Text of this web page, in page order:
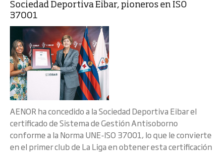
Sociedad Deportiva Eibar, pioneros en ISO
37001
AENOR ha concedido a la Sociedad Deportiva Eibar el
certificado de Sistema de Gestión Antisoborno
conforme a la Norma UNE-ISO 37001, lo que le convierte
en el primer club de La Liga en obtener esta certificación